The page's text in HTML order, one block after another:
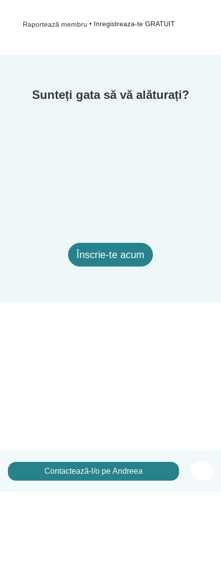
Raportează membru • Inregistreaza-te GRATUIT
Sunteți gata să vă alăturați?
Înscrie-te acum
Contactează-l/o pe Andreea